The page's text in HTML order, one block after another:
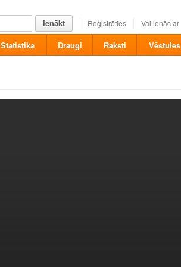
Ienākt Reģistrēties Vai ienāc ar
Statistika Draugi Raksti Vēstules